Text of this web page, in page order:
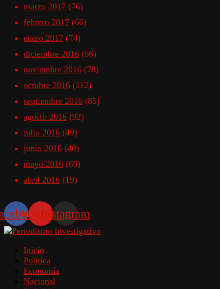
marzo 2017 (76)
febrero 2017 (66)
enero 2017 (74)
diciembre 2016 (56)
noviembre 2016 (78)
octubre 2016 (112)
septiembre 2016 (85)
agosto 2016 (92)
julio 2016 (49)
junio 2016 (40)
mayo 2016 (69)
abril 2016 (19)
YoutubeInstagram
Inicio
Política
Economía
Nacional